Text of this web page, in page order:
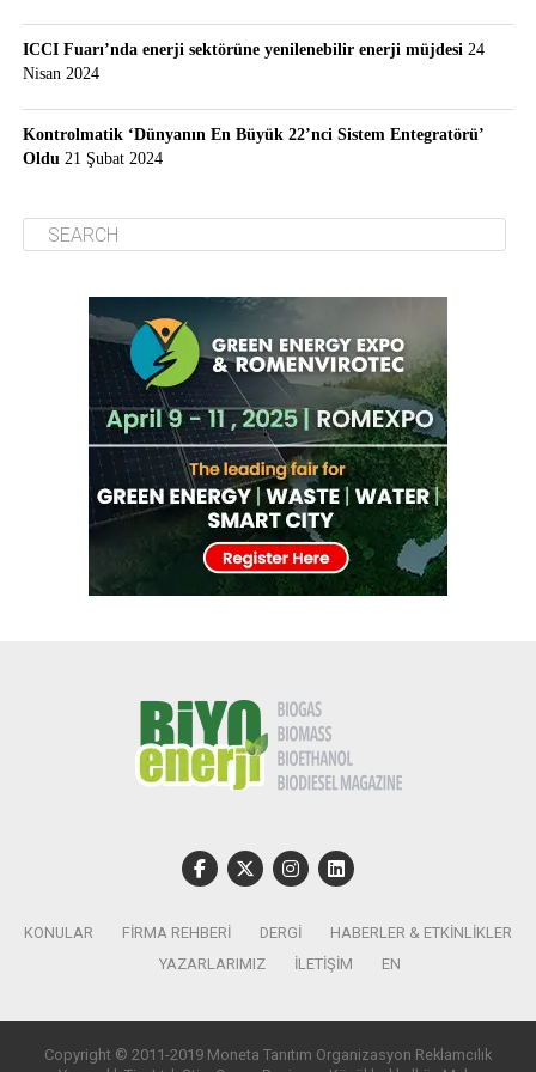
ICCI Fuarı’nda enerji sektörüne yenilenebilir enerji müjdesi 24
Nisan 2024
Kontrolmatik ‘Dünyanın En Büyük 22’nci Sistem Entegratörü’
Oldu 21 Şubat 2024
KONULAR FIRMA REHBERI DERGI
HABERLER & ETKINLIKLER
YAZARLARIMIZ
İLETIŞIM EN
Copyright © 2011-2019 Moneta Tanıtım Organizasyon Reklamcılık